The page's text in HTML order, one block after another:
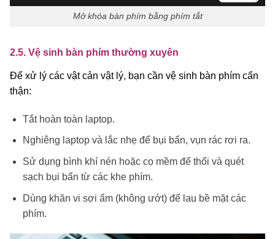
Mở khóa bàn phím bằng phím tắt
2.5. Vệ sinh bàn phím thường xuyên
Để xử lý các vật cản vật lý, bạn cần vệ sinh bàn phím cẩn
thận:
Tắt hoàn toàn laptop.
Nghiêng laptop và lắc nhẹ để bụi bẩn, vụn rác rơi ra.
Sử dụng bình khí nén hoặc cọ mềm để thổi và quét
sạch bụi bẩn từ các khe phím.
Dùng khăn vi sợi ẩm (không ướt) để lau bề mặt các
phím.